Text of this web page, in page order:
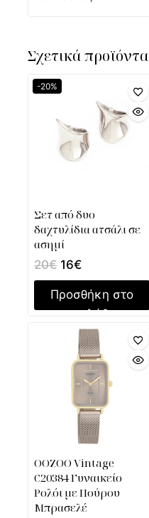
Σχετικά προϊόντα
-20%
Σετ από δυο
δαχτυλίδια ατσάλι σε
ασημί
20€ 16€
Προσθήκη στο
καλάθι
OOZOO Vintage
C20384 Γυναικείο
Ρολόι με Πούρου
Μπρασελέ